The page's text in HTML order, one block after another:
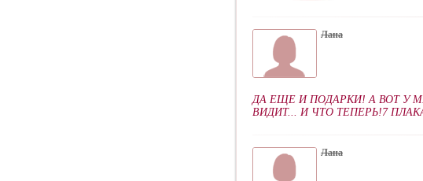
Лана
ДА ЕЩЕ И ПОДАРКИ! А ВОТ У
ВИДИТ... И ЧТО ТЕПЕРЬ!7
Лана